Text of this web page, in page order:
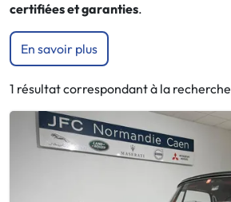
certifiées et garanties.
En savoir plus
1 résultat correspondant à la recherche